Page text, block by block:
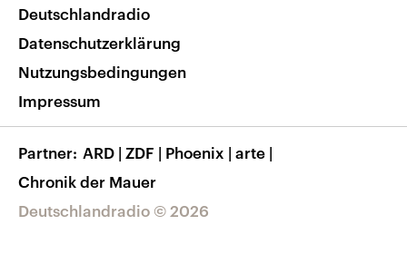
Nachrichten App
Frequenzen
Veranstaltungen
Musikliste
RSS
Barrierefreiheit
Deutschlandradio © 2026
Deutschlandradio
Datenschutzerklärung
Nutzungsbedingungen
Impressum
Partner ARD | ZDF | Phoenix | arte |
Chronik der Mauer